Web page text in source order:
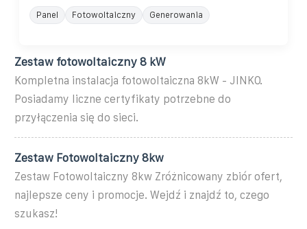
Panel Fotowoltaiczny Generowania
Zestaw fotowoltaiczny 8 kW
Kompletna instalacja fotowoltaiczna 8kW - JINKO.
Posiadamy liczne certyfikaty potrzebne do
przyłączenia się do sieci.
Zestaw Fotowoltaiczny 8kw
Zestaw Fotowoltaiczny 8kw Zróżnicowany zbiór ofert,
najlepsze ceny i promocje. Wejdź i znajdź to, czego
szukasz!